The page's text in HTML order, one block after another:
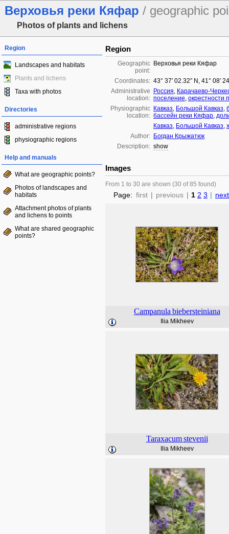
Верховья реки Кяфар / geographic
Photos of plants and lichens
Region
Landscapes and habitats
Plants and lichens
Taxa with photos
Directories
administrative regions
physiographic regions
Help and manuals
What are geographic points?
Photos of landscapes and
habitats
Attachment photos of plants
and lichens to points
What are shared geographic
points?
Region
Geographic
point:
Верховья реки Кяфар
Coordinates: 43° 37′ 02.32″ N, 41° 08′
Administrative
location:
Россия, Карачаево-
поселение, окрестности
Physiographic
location:
Кавказ, Большой Кавказ,
бассейн реки Кяфар,
Кавказ, Большой Кавказ,
Author: Богдан Крыжатюк
Description: show
Images
From 1 to 30 are shown (30 of 85 found)
Page: first | previous | 1 2 3 | next
Campanula biebersteiniana
Ilia Mikheev
Taraxacum stevenii
Ilia Mikheev